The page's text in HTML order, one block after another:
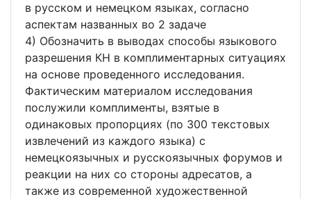
в русском и немецком языках, согласно
аспектам названных во 2 задаче
4) Обозначить в выводах способы языкового
разрешения КН в комплиментарных ситуациях
на основе проведенного исследования.
Фактическим материалом исследования
послужили комплименты, взятые в
одинаковых пропорциях (по 300 текстовых
извлечений из каждого языка) с
немецкоязычных и русскоязычных форумов и
реакции на них со стороны адресатов, а
также из современной художественной